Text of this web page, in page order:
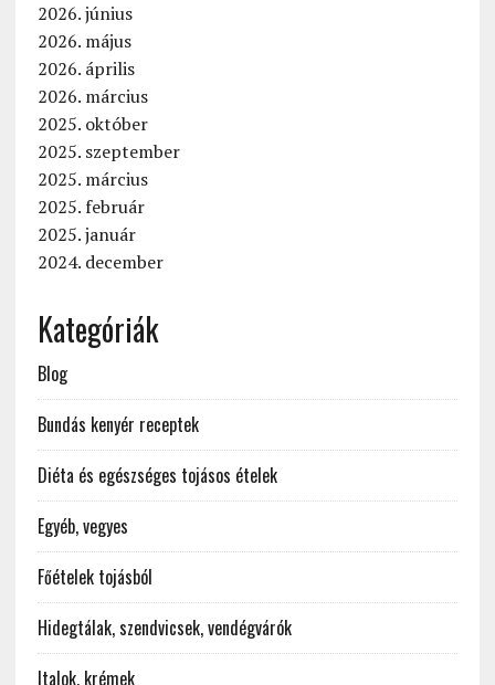
2026. június
2026. május
2026. április
2026. március
2025. október
2025. szeptember
2025. március
2025. február
2025. január
2024. december
Kategóriák
Blog
Bundás kenyér receptek
Diéta és egészséges tojásos ételek
Egyéb, vegyes
Főételek tojásból
Hidegtálak, szendvicsek, vendégvárók
Italok, krémek